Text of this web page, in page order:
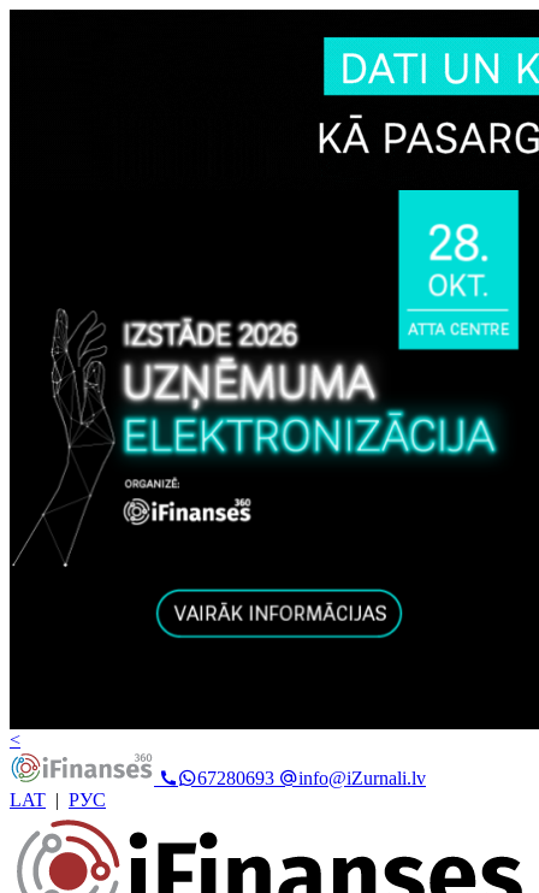
<
67280693
info@iZurnali.lv
LAT | РУС